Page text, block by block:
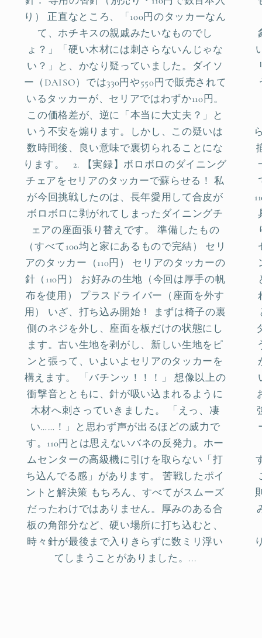
り） 正直なところ、「100円のタッカーなん
て、ホチキスの親戚みたいなものでし
ょ？」「硬い木材には刺さらないんじゃな
い？」と、かなり疑っていました。ダイソ
ー（DAISO）では330円や550円で販売されて
いるタッカーが、セリアではわずか110円。
この価格差が、逆に「本当に大丈夫？」と
いう不安を煽ります。しかし、この疑いは
数時間後、良い意味で裏切られることにな
ります。 2. 【実録】ボロボロのダイニング
チェアをセリアのタッカーで蘇らせる！ 私
が今回挑戦したのは、長年愛用して合皮が
ボロボロに剥がれてしまったダイニングチ
ェアの座面張り替えです。 準備したもの
（すべて100均と家にあるもので完結） セリ
アのタッカー（110円） セリアのタッカーの
針（110円） お好みの生地（今回は厚手の帆
布を使用） プラスドライバー（座面を外す
用） いざ、打ち込み開始！ まずは椅子の裏
側のネジを外し、座面を板だけの状態にし
ます。古い生地を剥がし、新しい生地をピ
ンと張って、いよいよセリアのタッカーを
構えます。 「バチンッ！！！」 想像以上の
衝撃音とともに、針が吸い込まれるように
木材へ刺さっていきました。 「えっ、凄
い……！」と思わず声が出るほどの威力で
す。110円とは思えないバネの反発力。ホー
ムセンターの高級機に引けを取らない「打
ち込んでる感」があります。 苦戦したポイ
ントと解決策 もちろん、すべてがスムーズ
だったわけではありません。厚みのある合
板の角部分など、硬い場所に打ち込むと、
時々針が最後まで入りきらずに数ミリ浮い
てしまうことがありました。...